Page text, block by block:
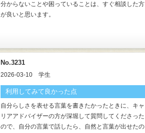
分からないことや困っていることは、すぐ相談した方
が良いと思います。
No.3231
2026-03-10 学生
利用してみて良かった点
自分らしさを表せる言葉を書きたかったときに、キャ
リアアドバイザーの方が深堀して質問してくださった
ので、自分の言葉で話したら、自然と言葉が出せたの